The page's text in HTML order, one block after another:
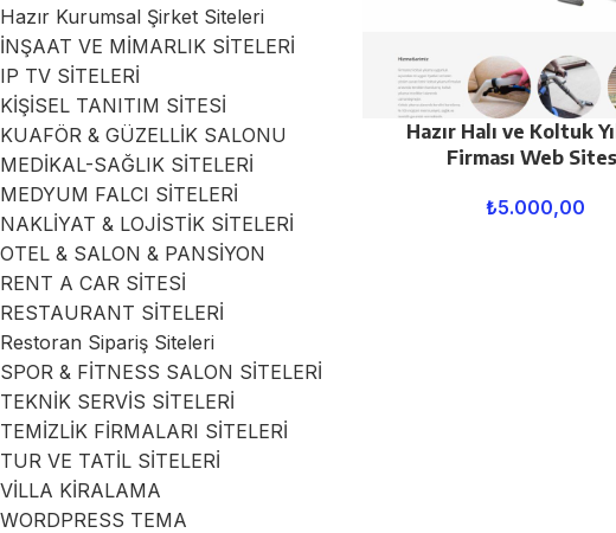
Hazır Kurumsal Şirket Siteleri
İNŞAAT VE MİMARLIK SİTELERİ
IP TV SİTELERİ
KİŞİSEL TANITIM SİTESİ
KUAFÖR & GÜZELLİK SALONU
MEDİKAL-SAĞLIK SİTELERİ
MEDYUM FALCI SİTELERİ
NAKLİYAT & LOJİSTİK SİTELERİ
OTEL & SALON & PANSİYON
RENT A CAR SİTESİ
RESTAURANT SİTELERİ
Restoran Sipariş Siteleri
SPOR & FİTNESS SALON SİTELERİ
TEKNİK SERVİS SİTELERİ
TEMİZLİK FİRMALARI SİTELERİ
TUR VE TATİL SİTELERİ
VİLLA KİRALAMA
WORDPRESS TEMA
Hazır Halı ve Koltuk
Firması Web
₺5.000,00